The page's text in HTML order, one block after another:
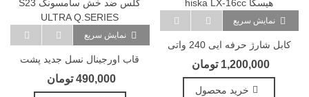
نمایش سریع
کابل شارژ حرفه ایی 240 واتی
هیسکا Hiska LX-16cc
1,200,000 تومان
خرید محصول
نمایش سریع
قاب اورجینال نسل جدید پشت
ULTRA Q.SERIES
490,000 تومان